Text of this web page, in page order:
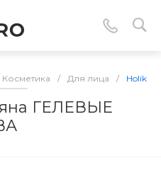
Косметика / Для лица / Holika
ГЕЛЕВЫЕ